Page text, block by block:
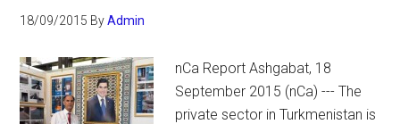
18/09/2015 ByAdmin
nCa Report Ashgabat, 18
September 2015 (nCa) --- The
private sector in Turkmenistan is